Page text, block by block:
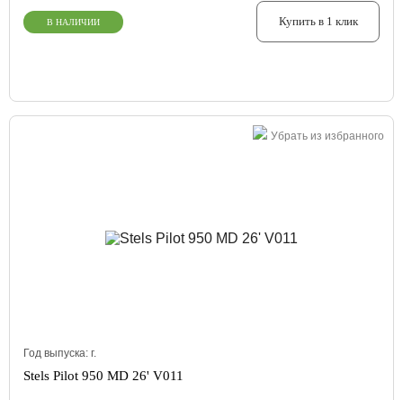
В НАЛИЧИИ Купить в 1 клик
Убрать из избранного
Год выпуска: г.
Stels Pilot 950 MD 26' V011